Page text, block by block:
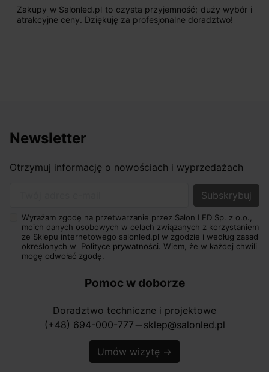
to czysta przyjemność; duży wybór i
za profesjonalne doradztwo!
Jestem bardzo
początku
Newsletter
Otrzymuj informację o nowościach i wyprzedażach
Wyrażam zgodę na przetwarzanie przez Salon LED Sp. z o.o.,
moich danych osobowych w celach związanych z korzystaniem
ze Sklepu internetowego salonled.pl w zgodzie i według zasad
określonych w Polityce prywatności. Wiem, że w każdej chwili
mogę odwołać zgodę.
Pomoc w doborze
Doradztwo techniczne i projektowe
(+48) 694-000-777 horizontal_rule sklep@salonled.pl
Umów wizytę →